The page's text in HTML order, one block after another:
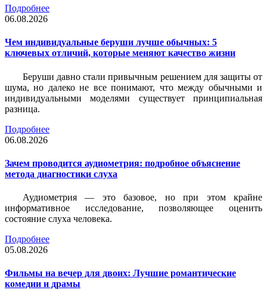
Подробнее
06.08.2026
Чем индивидуальные беруши лучше обычных: 5
ключевых отличий, которые меняют качество жизни
Беруши давно стали привычным решением для защиты от
шума, но далеко не все понимают, что между обычными и
индивидуальными моделями существует принципиальная
разница.
Подробнее
06.08.2026
Зачем проводится аудиометрия: подробное объяснение
метода диагностики слуха
Аудиометрия — это базовое, но при этом крайне
информативное исследование, позволяющее оценить
состояние слуха человека.
Подробнее
05.08.2026
Фильмы на вечер для двоих: Лучшие романтические
комедии и драмы